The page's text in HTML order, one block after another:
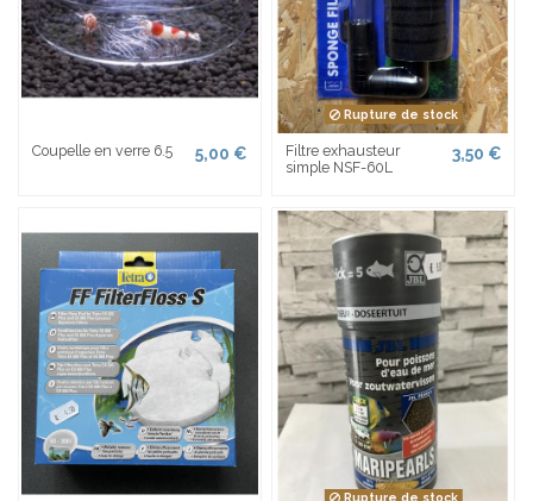
Coupelle en verre 6.5 5,00 €
Rupture de stock
Filtre exhausteur
simple NSF-60L
3,50 €
Rupture de stock